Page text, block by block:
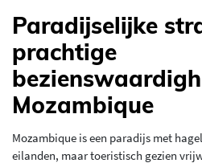
Paradijselijke
prachtige
Mozambique
Mozambique is een paradijs met
eilanden, maar toeristisch gezien